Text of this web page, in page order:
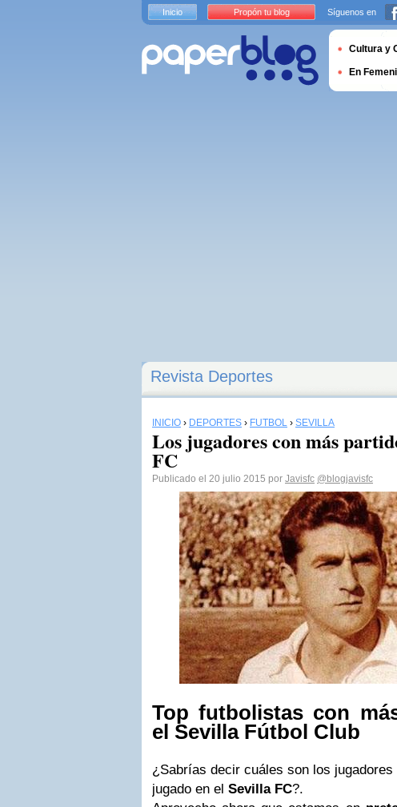
Revista Deportes
INICIO › DEPORTES › FÚTBOL › SEVILLA
Los jugadores con más
FC
Publicado el 20 julio 2015 por Javisfc @blogjavisfc
Top futbolistas con
el Sevilla Fútbol Club
¿Sabrías decir cuáles son los
jugado en el Sevilla FC?.
Inicio Propón tu blog Síguenos en
Cultura y
En